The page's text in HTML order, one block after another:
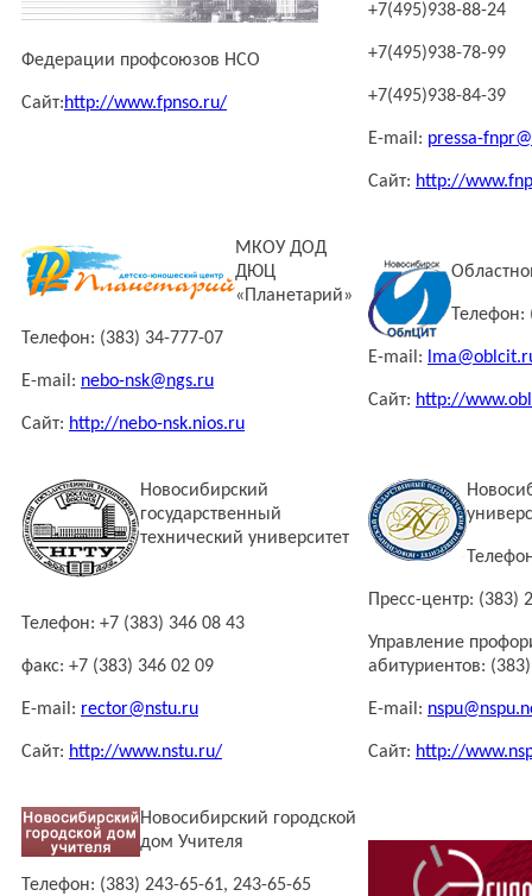
Федерации профсоюзов НСО
Сайт:http://www.fpnso.ru/
+7(495)938-88-24
+7(495)938-78-99
+7(495)938-84-39
E-mail: pressa-
Сайт: http://
МКОУ ДОД
ДЮЦ
«Планетарий»
Телефон: (383) 34-777-07
E-mail: nebo-nsk@ngs.ru
Сайт: http://nebo-nsk.nios.ru
E-mail:
Сайт: http://
Новосибирский
государственный
технический университет
Телефон: +7 (383) 346 08 43
факс: +7 (383) 346 02 09
E-mail: rector@nstu.ru
Сайт: http://www.nstu.ru/
Пресс-центр: (383)
Управление
абитуриентов:
E-mail:
Сайт: http://
Новосибирский городской
дом Учителя
Телефон: (383) 243-65-61, 243-65-65